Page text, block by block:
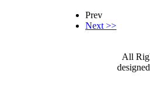
Prev
Next >>
All